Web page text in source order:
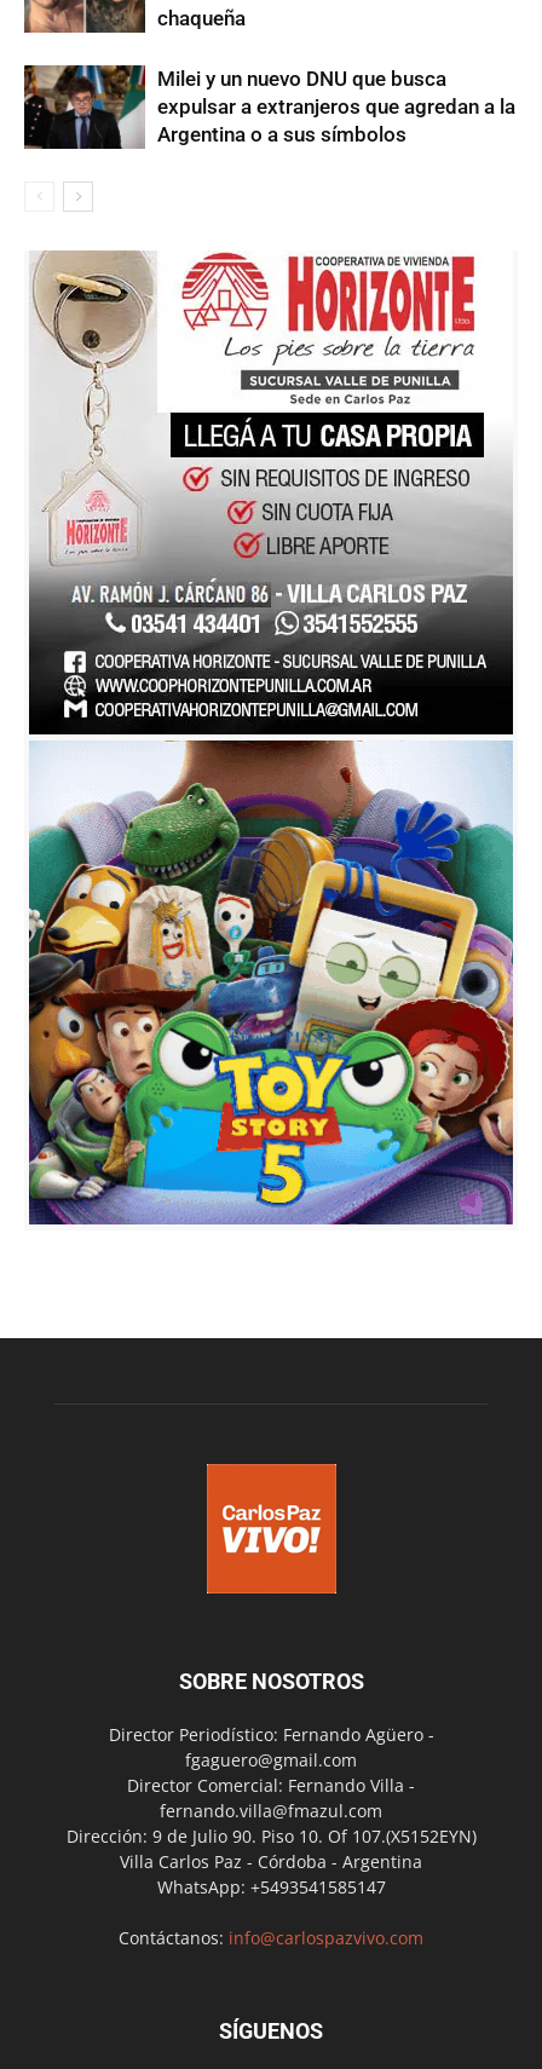
chaqueña
Milei y un nuevo DNU que busca
expulsar a extranjeros que agredan a la
Argentina o a sus símbolos
SOBRE NOSOTROS
Director Periodístico: Fernando Agüero -
fgaguero@gmail.com
Director Comercial: Fernando Villa -
fernando.villa@fmazul.com
Dirección: 9 de Julio 90. Piso 10. Of 107.(X5152EYN)
Villa Carlos Paz - Córdoba - Argentina
WhatsApp: +5493541585147
Contáctanos: info@carlospazvivo.com
SÍGUENOS